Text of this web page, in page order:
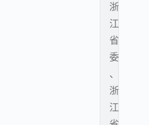
浙
江
省
委
、
浙
江